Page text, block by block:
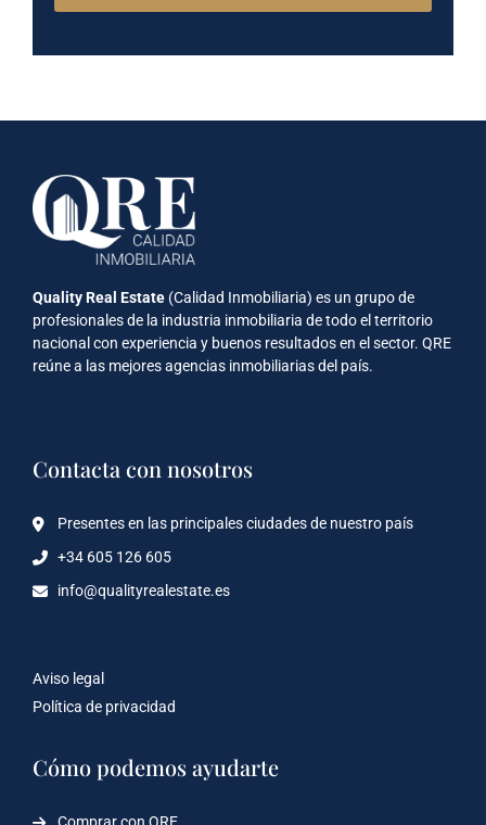
Quality Real Estate (Calidad Inmobiliaria) es un grupo de
profesionales de la industria inmobiliaria de todo el territorio
nacional con experiencia y buenos resultados en el sector. QRE
reúne a las mejores agencias inmobiliarias del país.
Contacta con nosotros
Presentes en las principales ciudades de nuestro país
+34 605 126 605
info@qualityrealestate.es
Aviso legal
Política de privacidad
Cómo podemos ayudarte